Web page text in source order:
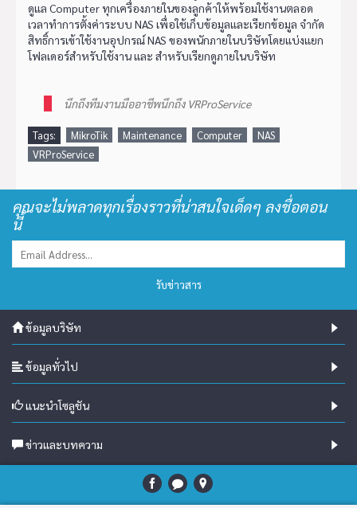
ดูแล Computer ทุกเครื่องภายในของลูกค้าให้พร้อมใช้งานตลอด
เวลาทำการตั้งค่าระบบ NAS เพื่อใช้เก็บข้อมูลและเรียกข้อมูล จำกัด
สิทธิ์การเข้าใช้งานอุปกรณ์ NAS ของพนักภายในบริษัทโดยแบ่งแยก
โฟลเดอร์สำหรับใช้งาน และ สำหรับเรียกดูภายในบริษัท
นึกถึงทีมงานมืออาชีพนึกถึง VRProService
Tags: MikroTik Maintenance Computer
NAS
VRProService
คุณจะไม่พลาดทุกเรื่องราวที่น่าสนใจเด็ดๆ ลงชื่อตอน
นี้
รับข่าวสาร
ข้อมูลบริษัท
ข้อมูลทั่วไป
แนะนำโซลูชัน
ข่าวและบทความ